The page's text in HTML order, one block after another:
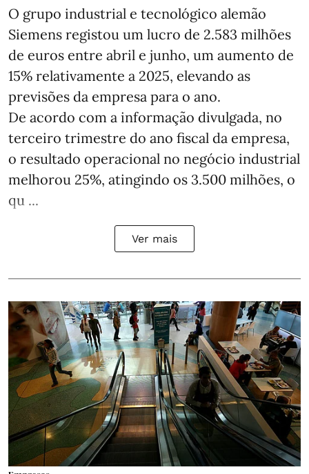
O grupo industrial e tecnológico alemão
Siemens registou um lucro de 2.583 milhões
de euros entre abril e junho, um aumento de
15% relativamente a 2025, elevando as
previsões da empresa para o ano.
De acordo com a informação divulgada, no
terceiro trimestre do ano fiscal da empresa,
o resultado operacional no negócio industrial
melhorou 25%, atingindo os 3.500 milhões, o
qu ...
Ver mais